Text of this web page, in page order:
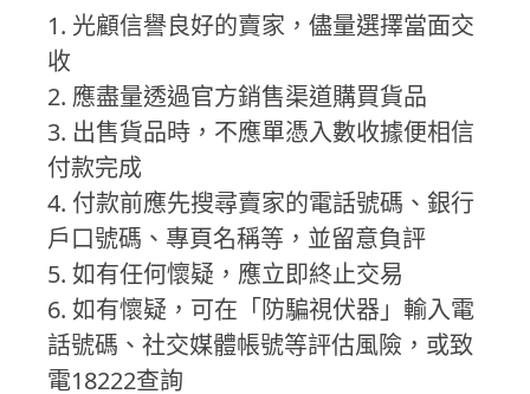
1. 光顧信譽良好的賣家，儘量選擇當面交
收
2. 應盡量透過官方銷售渠道購買貨品
3. 出售貨品時，不應單憑入數收據便相信
付款完成
4. 付款前應先搜尋賣家的電話號碼、銀行
戶口號碼、專頁名稱等，並留意負評
5. 如有任何懷疑，應立即終止交易
6. 如有懷疑，可在「防騙視伏器」輸入電
話號碼、社交媒體帳號等評估風險，或致
電18222查詢